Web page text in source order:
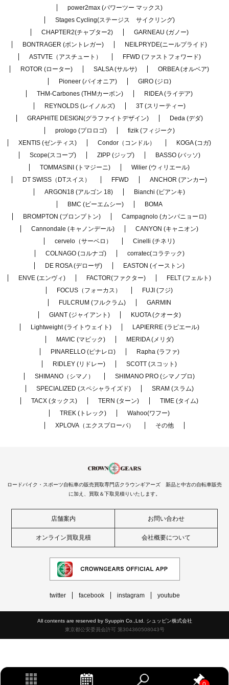
power2max (パワーツー マックス)
Stages Cycling(ステージス サイクリング)
CHAPTER2(チャプター2)
GARNEAU (ガノー)
BONTRAGER (ボントレガー)
NEILPRYDE(ニールプライド)
ASTVTE（アスチュート）
FFWD (ファストフォワード)
ROTOR (ローター)
SALSA (サルサ)
ORBEA (オルベア)
Pioneer (パイオニア)
GIRO (ジロ)
THM-Carbones (THMカーボン)
RIDEA (ライデア)
REYNOLDS (レイノルズ)
3T (スリーティー)
GRAPHITE DESIGN(グラファイトデザイン)
Deda (デダ)
prologo (プロロゴ)
fizik (フィジーク)
XENTIS (ゼンティス)
Condor（コンドル）
KOGA (コガ)
Scope(スコープ)
ZIPP (ジップ)
BASSO (バッソ)
TOMMASINI (トマジーニ)
Wilier (ウィリエール)
DT SWISS（DTスイス）
FFWD
ANCHOR (アンカー)
ARGON18 (アルゴン 18)
Bianchi (ビアンキ)
BMC (ビーエムシー)
BOMA
BROMPTON (ブロンプトン)
Campagnolo (カンパニョーロ)
Cannondale (キャノンデール)
CANYON (キャニオン)
cervelo（サーベロ）
Cinelli (チネリ)
COLNAGO (コルナゴ)
corratec(コラテック)
DE ROSA (デローザ)
EASTON (イーストン)
ENVE (エンヴィ)
FACTOR(ファクター)
FELT (フェルト)
FOCUS（フォーカス）
FUJI (フジ)
FULCRUM (フルクラム)
GARMIN
GIANT (ジャイアント)
KUOTA (クオータ)
Lightweight (ライトウェイト)
LAPIERRE (ラピエール)
MAVIC (マビック)
MERIDA (メリダ)
PINARELLO (ピナレロ)
Rapha (ラファ)
RIDLEY (リドレー)
SCOTT (スコット)
SHIMANO（シマノ）
SHIMANO PRO (シマノプロ)
SPECIALIZED (スペシャライズド)
SRAM (スラム)
TACX (タックス)
TERN (ターン)
TIME (タイム)
TREK (トレック)
Wahoo(ワフー)
XPLOVA（エクスプローバ）
その他
ロードバイク・スポーツ自転車の販売買取専門店クラウンギアーズ 新品と中古の自転車販売
に加え、買取＆下取見積りいたします。
店舗案内 お問い合わせ
オンライン買取見積 会社概要について
twitter facebook instagram youtube
All contents are reserved by Syuppin Co.,Ltd. シュッピン株式会社
東京都公安委員会許可 第304360508043号